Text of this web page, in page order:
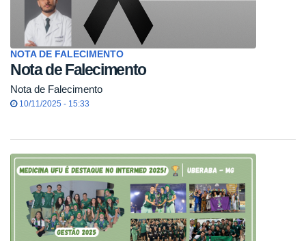
NOTA DE FALECIMENTO
Nota de Falecimento
Nota de Falecimento
10/11/2025 - 15:33